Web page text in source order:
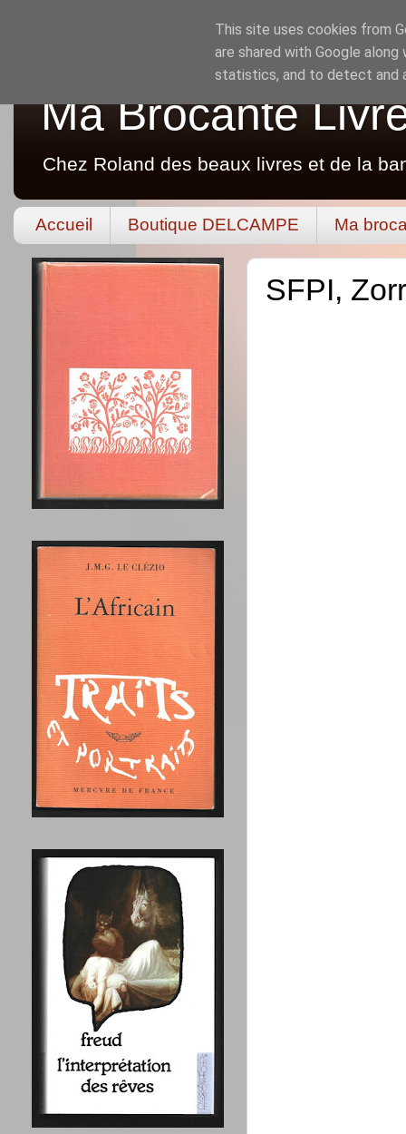
Ma Brocante
Chez Roland des beaux livres et de la
Accueil Boutique DELCAMPE Ma
SFPI,
This site uses cookies from
are shared with Google
statistics, and to detect and